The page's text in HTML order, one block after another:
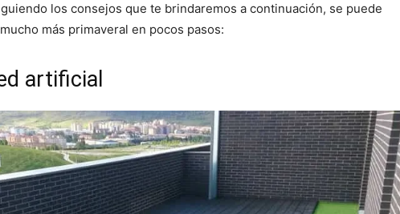
los consejos que te brindaremos a continuación, se puede
más primaveral en pocos pasos:
artificial